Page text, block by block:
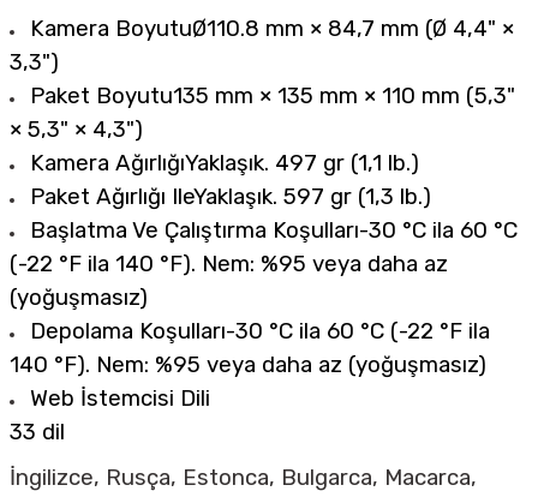
Kamera BoyutuØ110.8 mm × 84,7 mm (Ø 4,4" ×
3,3")
Paket Boyutu135 mm × 135 mm × 110 mm (5,3"
× 5,3" × 4,3")
Kamera AğırlığıYaklaşık. 497 gr (1,1 lb.)
Paket Ağırlığı IleYaklaşık. 597 gr (1,3 lb.)
Başlatma Ve Çalıştırma Koşulları-30 °C ila 60 °C
(-22 °F ila 140 °F). Nem: %95 veya daha az
(yoğuşmasız)
Depolama Koşulları-30 °C ila 60 °C (-22 °F ila
140 °F). Nem: %95 veya daha az (yoğuşmasız)
Web İstemcisi Dili
33 dil
İngilizce, Rusça, Estonca, Bulgarca, Macarca,